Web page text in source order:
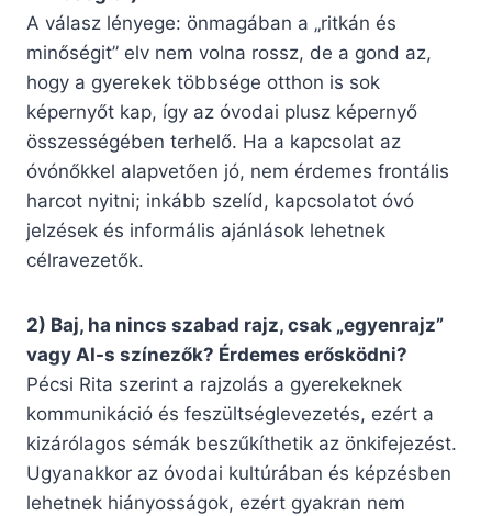
A válasz lényege: önmagában a „ritkán és
minőségit” elv nem volna rossz, de a gond az,
hogy a gyerekek többsége otthon is sok
képernyőt kap, így az óvodai plusz képernyő
összességében terhelő. Ha a kapcsolat az
óvónőkkel alapvetően jó, nem érdemes frontális
harcot nyitni; inkább szelíd, kapcsolatot óvó
jelzések és informális ajánlások lehetnek
célravezetők.
2) Baj, ha nincs szabad rajz, csak „egyenrajz”
vagy AI-s színezők? Érdemes erősködni?
Pécsi Rita szerint a rajzolás a gyerekeknek
kommunikáció és feszültséglevezetés, ezért a
kizárólagos sémák beszűkíthetik az önkifejezést.
Ugyanakkor az óvodai kultúrában és képzésben
lehetnek hiányosságok, ezért gyakran nem